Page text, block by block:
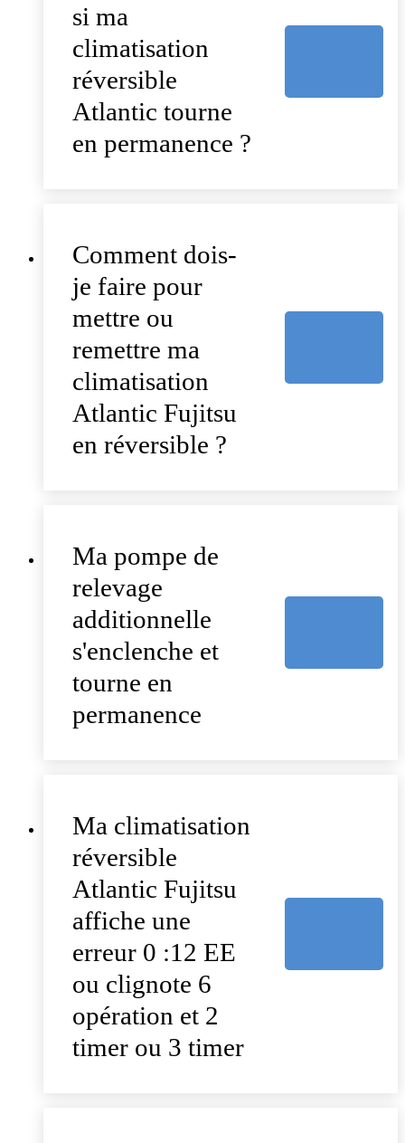
si ma
climatisation
réversible
Atlantic tourne
en permanence ?
Comment dois-
je faire pour
mettre ou
remettre ma
climatisation
Atlantic Fujitsu
en réversible ?
Ma pompe de
relevage
additionnelle
s'enclenche et
tourne en
permanence
Ma climatisation
réversible
Atlantic Fujitsu
affiche une
erreur 0 :12 EE
ou clignote 6
opération et 2
timer ou 3 timer